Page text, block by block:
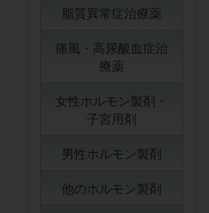
脂質異常症治療薬
痛風・高尿酸血症治
療薬
女性ホルモン製剤・
子宮用剤
男性ホルモン製剤
他のホルモン製剤